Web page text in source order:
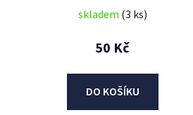
skladem (3 ks)
50 Kč
DO KOŠÍKU